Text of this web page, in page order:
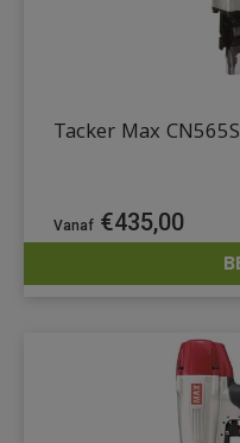
Tacker Max
€435,00